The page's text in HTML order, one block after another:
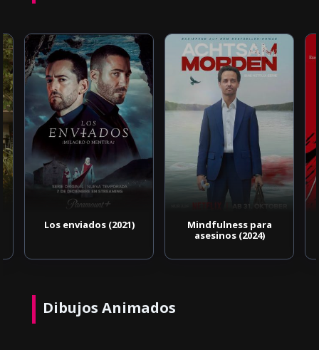
Los enviados (2021)
Mindfulness para
asesinos (2024)
Dibujos Animados